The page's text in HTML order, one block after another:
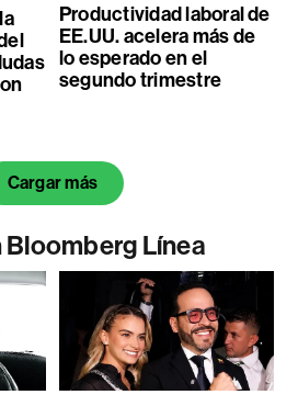
Productividad laboral de
EE.UU. acelera más de
lo esperado en el
segundo trimestre
Cargar más
Bloomberg Línea